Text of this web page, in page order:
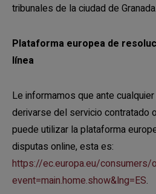
tribunales de la ciudad de Granada.
Plataforma europea de
línea
Le informamos que ante
derivarse del servicio contratado
puede utilizar la plataforma
disputas online, esta es:
https://ec.europa.eu/consumers/
event=main.home.show&lng=ES.